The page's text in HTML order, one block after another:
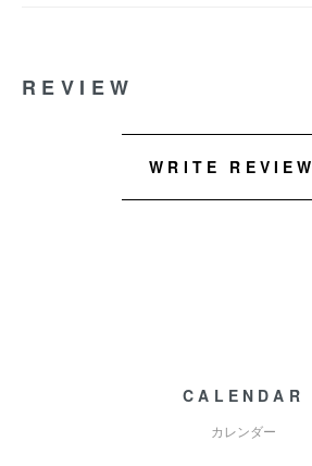
REVIEW
WRITE REVIEW
CALENDAR
カレンダー